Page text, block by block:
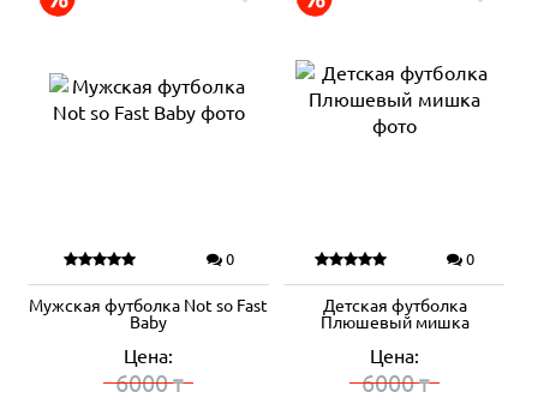
0
Мужская футболка Not so Fast
Baby
Цена:
6000₸
0
Детская футболка
Плюшевый мишка
Цена:
6000₸